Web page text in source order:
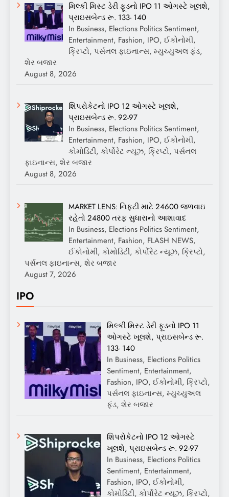
મિલ્કી મિસ્ટ ડેરી ફૂડનો IPO 11 ઓગસ્ટે ખૂલશે,
પ્રાઇસબેન્ડ રૂ. 133- 140
In Business, Elections Politics Sentiment,
Entertainment, Fashion, IPO, ઈકોનોમી,
ક્રિપ્ટો, પર્સનલ ફાઇનાન્સ, મ્યુચ્યુઅલ ફંડ,
શેર બજાર
August 8, 2026
શિપરોકેટનો IPO 12 ઓગસ્ટે ખૂલશે,
પ્રાઇસબેન્ડ રૂ. 92-97
In Business, Elections Politics Sentiment,
Entertainment, Fashion, IPO, ઈકોનોમી,
કોમોડિટી, કોર્પોરેટ ન્યૂઝ, ક્રિપ્ટો, પર્સનલ
ફાઇનાન્સ, શેર બજાર
August 8, 2026
MARKET LENS: નિફ્ટી માટે 24600 જળવાઇ
રહેતો 24800 તરફ સુધારાનો આશાવાદ
In Business, Elections Politics Sentiment,
Entertainment, Fashion, FLASH NEWS,
ઈકોનોમી, કોમોડિટી, કોર્પોરેટ ન્યૂઝ, ક્રિપ્ટો,
પર્સનલ ફાઇનાન્સ, શેર બજાર
August 7, 2026
IPO
મિલ્કી મિસ્ટ ડેરી ફૂડનો IPO 11
ઓગસ્ટે ખૂલશે, પ્રાઇસબેન્ડ રૂ.
133- 140
In Business, Elections Politics
Sentiment, Entertainment,
Fashion, IPO, ઈકોનોમી, ક્રિપ્ટો,
પર્સનલ ફાઇનાન્સ, મ્યુચ્યુઅલ
ફંડ, શેર બજાર
શિપરોકેટનો IPO 12 ઓગસ્ટે
ખૂલશે, પ્રાઇસબેન્ડ રૂ. 92-97
In Business, Elections Politics
Sentiment, Entertainment,
Fashion, IPO, ઈકોનોમી,
કોમોડિટી, કોર્પોરેટ ન્યૂઝ, ક્રિપ્ટો,